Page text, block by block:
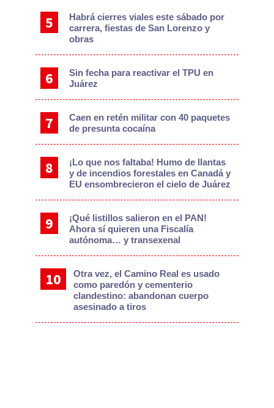
Habrá cierres viales este sábado por
carrera, fiestas de San Lorenzo y
obras
Sin fecha para reactivar el TPU en
Juárez
Caen en retén militar con 40 paquetes
de presunta cocaína
¡Lo que nos faltaba! Humo de llantas
y de incendios forestales en Canadá y
EU ensombrecieron el cielo de Juárez
¡Qué listillos salieron en el PAN!
Ahora sí quieren una Fiscalía
autónoma… y transexenal
Otra vez, el Camino Real es usado
como paredón y cementerio
clandestino: abandonan cuerpo
asesinado a tiros